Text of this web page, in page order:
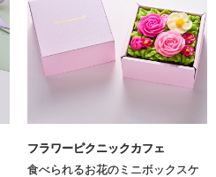
フラワーピクニックカフェ
食べられるお花のミニボックスケ